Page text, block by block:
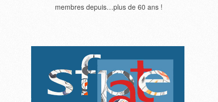
membres depuis…plus de 60 ans !